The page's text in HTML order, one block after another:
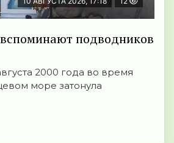
подводников
2000 года во время
море затонула